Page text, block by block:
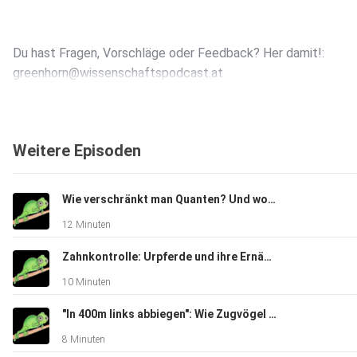
Du hast Fragen, Vorschläge oder Feedback? Her damit!:
greenhorn@wissenschaftspodcast.at
Weitere Episoden
Wie verschränkt man Quanten? Und wozu?
12 Minuten
Zahnkontrolle: Urpferde und ihre Ernährungsgewohnheiten
10 Minuten
"In 400m links abbiegen": Wie Zugvögel navigieren
8 Minuten